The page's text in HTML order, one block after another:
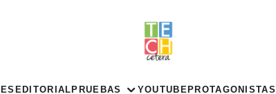
EDITORIAL PRUEBAS YOUTUBE PROTAGONISTAS